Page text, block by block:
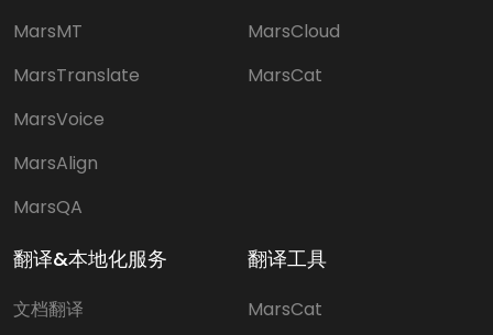
MarsMT
MarsTranslate
MarsVoice
MarsAlign
MarsQA
MarsCloud
MarsCat
翻译&本地化服务
文档翻译
翻译工具
MarsCat